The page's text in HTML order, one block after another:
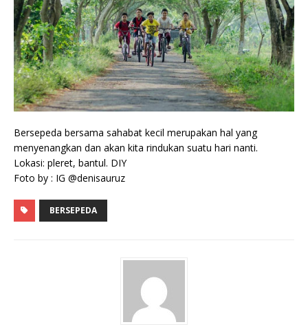
Bersepeda bersama sahabat kecil merupakan hal yang
menyenangkan dan akan kita rindukan suatu hari nanti.
Lokasi: pleret, bantul. DIY
Foto by : IG @denisauruz
BERSEPEDA